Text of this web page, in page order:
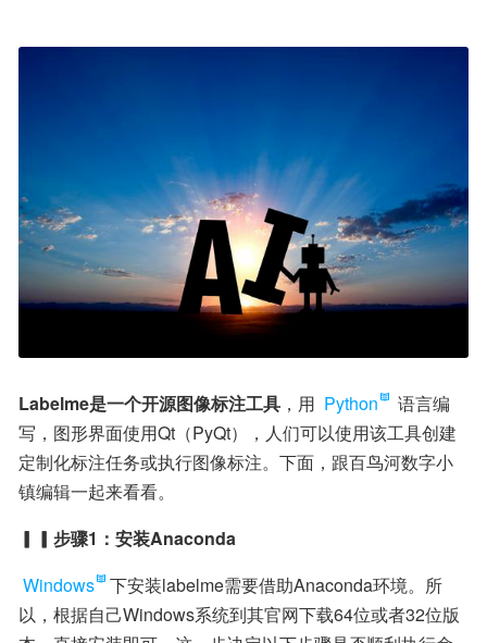
Labelme是一个开源图像标注工具 ，用 Python
语言编
写，图形界面使用Qt（PyQt），人们可以使用该工具创建
定制化标注任务或执行图像标注。下面，跟百鸟河数字小
镇编辑一起来看看。
▎▎步骤1：安装Anaconda
Windows
下安装labelme需要借助Anaconda环境。所
以，根据自己Windows系统到其官网下载64位或者32位版